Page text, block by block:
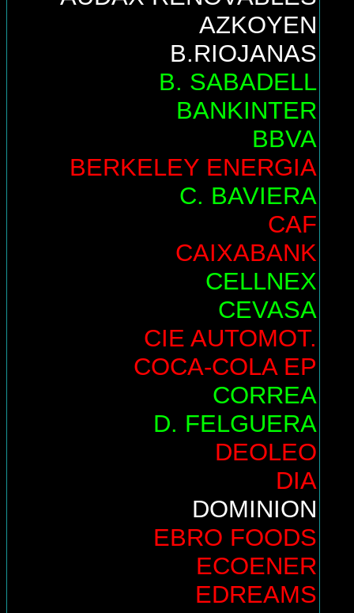
AZKOYEN
B.RIOJANAS
B. SABADELL
BANKINTER
BBVA
BERKELEY ENERGIA
C. BAVIERA
CAF
CAIXABANK
CELLNEX
CEVASA
CIE AUTOMOT.
COCA-COLA EP
CORREA
D. FELGUERA
DEOLEO
DIA
DOMINION
EBRO FOODS
ECOENER
EDREAMS